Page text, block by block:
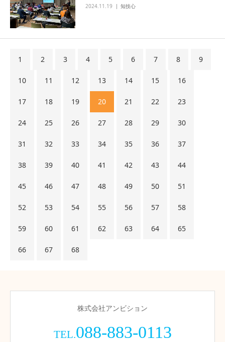
2024.11.19 知技心
1 2 3 4 5 6 7 8 9
10 11 12 13 14 15 16
17 18 19 20 21 22 23
24 25 26 27 28 29 30
31 32 33 34 35 36 37
38 39 40 41 42 43 44
45 46 47 48 49 50 51
52 53 54 55 56 57 58
59 60 61 62 63 64 65
66 67 68
株式会社アンビション
TEL.088-883-0113